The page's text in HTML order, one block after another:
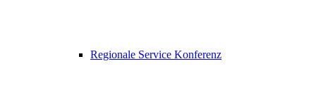
Regionale Service Konferenz